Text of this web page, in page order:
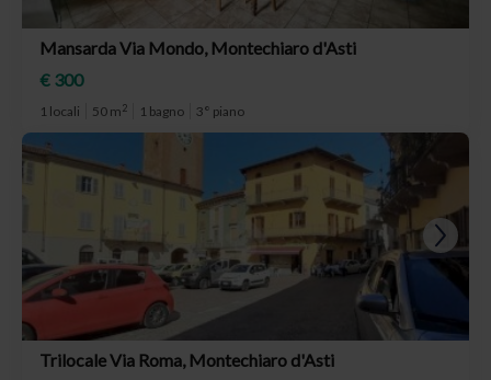
Mansarda Via Mondo, Montechiaro d'Asti
€ 300
1 locali 50 m2 1 bagno 3° piano
Trilocale Via Roma, Montechiaro d'Asti